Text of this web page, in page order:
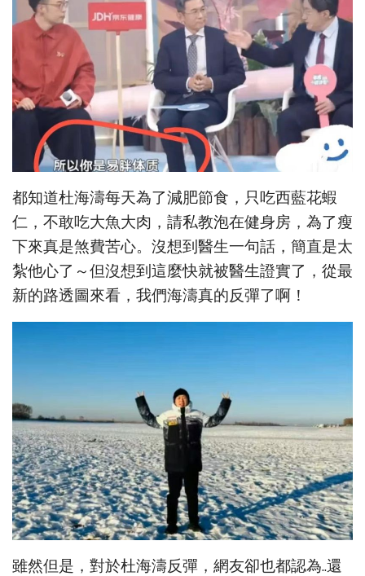
都知道杜海濤每天為了減肥節食，只吃西藍花蝦
仁，不敢吃大魚大肉，請私教泡在健身房，為了瘦
下來真是煞費苦心。沒想到醫生一句話，簡直是太
紮他心了～但沒想到這麼快就被醫生證實了，從最
新的路透圖來看，我們海濤真的反彈了啊！
雖然但是，對於杜海濤反彈，網友卻也都認為..還